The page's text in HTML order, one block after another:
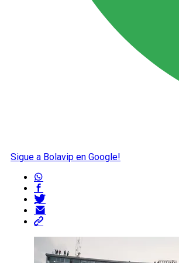
Sigue a Bolavip en Google!